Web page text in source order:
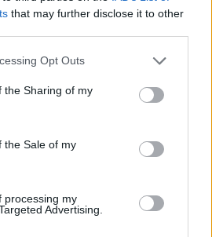
that may further disclose it to other
Opt Outs
the Sharing of my
the Sale of my
processing my
Advertising.
σε Μαραθώνα,